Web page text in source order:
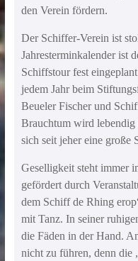
den Verein fördern.
Der Schiffer-Verein ist
Jahresterminkalender ist
Schiffstour fest
jedem Jahr beim
Beueler Fischer und
Brauchtum wird
sich seit jeher eine große
Geselligkeit steht immer
gefördert durch
dem Schiff de Rhing
mit Tanz. In seiner
die Fäden in der Hand.
nicht zu führen, denn die